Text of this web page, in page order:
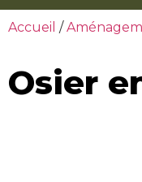
Accueil /
Osier